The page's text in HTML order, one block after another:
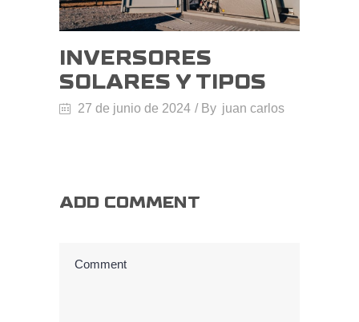
INVERSORES
SOLARES Y TIPOS
27 de junio de 2024 By juan carlos
ADD COMMENT